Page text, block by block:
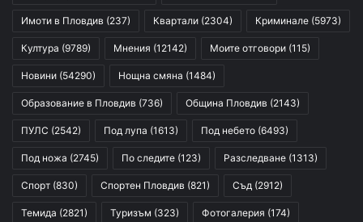
Имоти в Пловдив (237) Квартали (2304) Криминале (5973)
Култура (9789) Мнения (12142) Моите отговори (115)
Новини (54290) Нощна смяна (1484)
Образование в Пловдив (736) Община Пловдив (2143)
ПУЛС (2542) Под лупа (1613) Под небето (6493)
Под ножа (2745) По следите (123) Разследване (1313)
Спорт (830) Спортен Пловдив (821) Съд (2912)
Темида (2821) Туризъм (323) Фотогалерия (174)